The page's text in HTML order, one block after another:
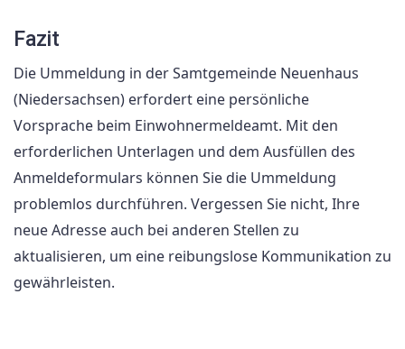
Fazit
Die Ummeldung in der Samtgemeinde Neuenhaus
(Niedersachsen) erfordert eine persönliche
Vorsprache beim Einwohnermeldeamt. Mit den
erforderlichen Unterlagen und dem Ausfüllen des
Anmeldeformulars können Sie die Ummeldung
problemlos durchführen. Vergessen Sie nicht, Ihre
neue Adresse auch bei anderen Stellen zu
aktualisieren, um eine reibungslose Kommunikation zu
gewährleisten.